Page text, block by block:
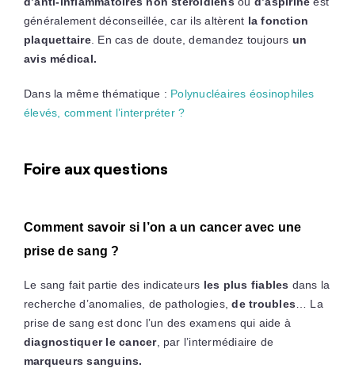
généralement déconseillée, car ils altèrent la fonction
plaquettaire. En cas de doute, demandez toujours un
avis médical.
Dans la même thématique : Polynucléaires éosinophiles
élevés, comment l’interpréter ?
Foire aux questions
Comment savoir si l’on a un cancer avec une
prise de sang ?
Le sang fait partie des indicateurs les plus fiables dans la
recherche d’anomalies, de pathologies,de troubles … La
prise de sang est donc l’un des examens qui aide à
diagnostiquer le cancer, par l’intermédiaire de
marqueurs sanguins.